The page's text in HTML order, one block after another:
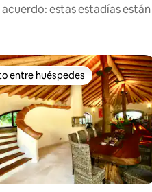
acuerdo: estas estadías
entre huéspedes
entre huéspedes